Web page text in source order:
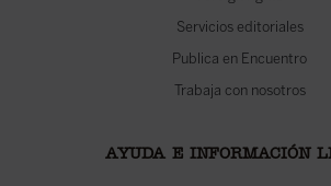
Servicios editoriales
Publica en Encuentro
Trabaja con nosotros
AYUDA E INFORMACIÓN